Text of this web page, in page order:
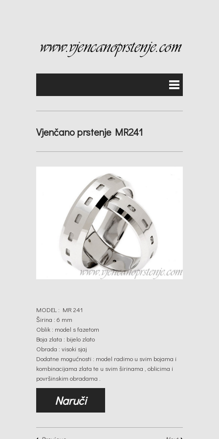
Vjenčano prstenje MR241
MODEL : MR 241
Širina : 6 mm
Oblik : model s fazetom
Boja zlata : bijelo zlato
Obrada : visoki sjaj
Dodatne mogućnosti : model radimo u svim bojama i
kombinacijama zlata te u svim širinama , oblicima i
površinskim obradama .
Naruči